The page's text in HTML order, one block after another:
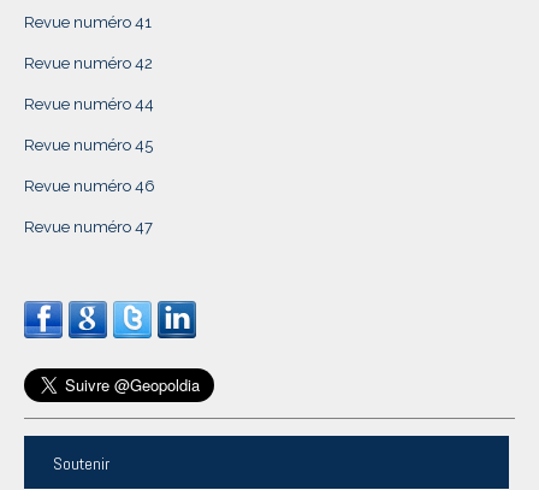
Revue numéro 41
Revue numéro 42
Revue numéro 44
Revue numéro 45
Revue numéro 46
Revue numéro 47
Soutenir